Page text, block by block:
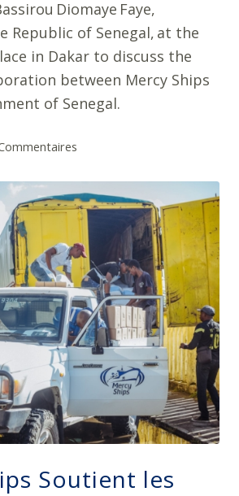
Diomaye Faye,
Republic of Senegal, at the
in Dakar to discuss the
between Mercy Ships
of Senegal.
Soutient les